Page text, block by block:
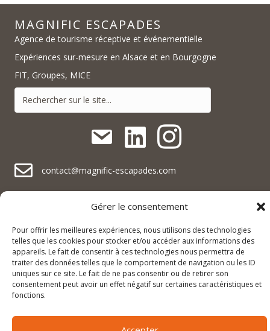
Gérer le consentement
Pour offrir les meilleures expériences, nous utilisons des technologies
telles que les cookies pour stocker et/ou accéder aux informations des
appareils. Le fait de consentir à ces technologies nous permettra de
traiter des données telles que le comportement de navigation ou les ID
uniques sur ce site. Le fait de ne pas consentir ou de retirer son
consentement peut avoir un effet négatif sur certaines caractéristiques et
fonctions.
MAGNIFIC ESCAPADES
Agence de tourisme réceptive et événementielle
Expériences sur-mesure en Alsace et en Bourgogne
FIT, Groupes, MICE
contact@magnific-escapades.com
contact@magnific-escapades.com
contact@magnific-escapades.com
+33 (0)3 67 47 47 47
contact@magnific-escapades.com
16A rue du Général Baegert | 67210 Obernai, France
23 Place Darcy | 21000 Dijon, France
© 2025 Magnific Escapades |Mentions légales & politique de
confidentialité